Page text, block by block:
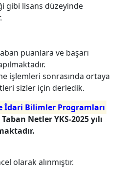
gibi lisans düzeyinde
puanlara ve başarı
işlemleri sonrasında ortaya
sizler için derledik.
İdari Bilimler Programları
Netler YKS-2025 yılı
olarak alınmıştır.